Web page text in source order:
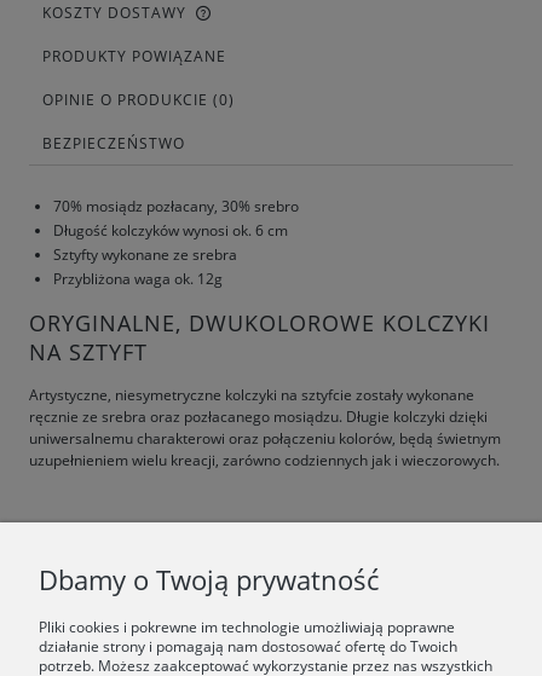
KOSZTY DOSTAWY
PRODUKTY POWIĄZANE
OPINIE O PRODUKCIE (0)
BEZPIECZEŃSTWO
70% mosiądz pozłacany, 30% srebro
Długość kolczyków wynosi ok. 6 cm
Sztyfty wykonane ze srebra
Przybliżona waga ok. 12g
ORYGINALNE, DWUKOLOROWE KOLCZYKI
NA SZTYFT
Artystyczne, niesymetryczne kolczyki na sztyfcie zostały wykonane
ręcznie ze srebra oraz pozłacanego mosiądzu. Długie kolczyki dzięki
uniwersalnemu charakterowi oraz połączeniu kolorów, będą świetnym
uzupełnieniem wielu kreacji, zarówno codziennych jak i wieczorowych.
Dbamy o Twoją prywatność
Pliki cookies i pokrewne im technologie umożliwiają poprawne
działanie strony i pomagają nam dostosować ofertę do Twoich
potrzeb. Możesz zaakceptować wykorzystanie przez nas wszystkich